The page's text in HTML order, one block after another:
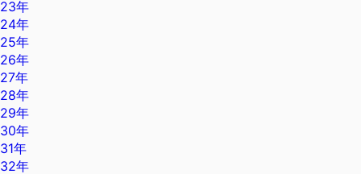
23年
24年
25年
26年
27年
28年
29年
30年
31年
32年